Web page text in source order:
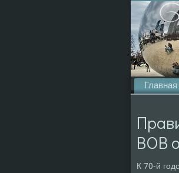
Главная
ВОВ
К 70-й